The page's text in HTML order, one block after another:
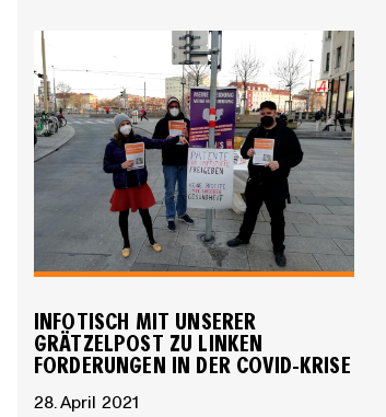
INFOTISCH MIT UNSERER
GRÄTZELPOST ZU LINKEN
FORDERUNGEN IN DER COVID-KRISE
28. April 2021